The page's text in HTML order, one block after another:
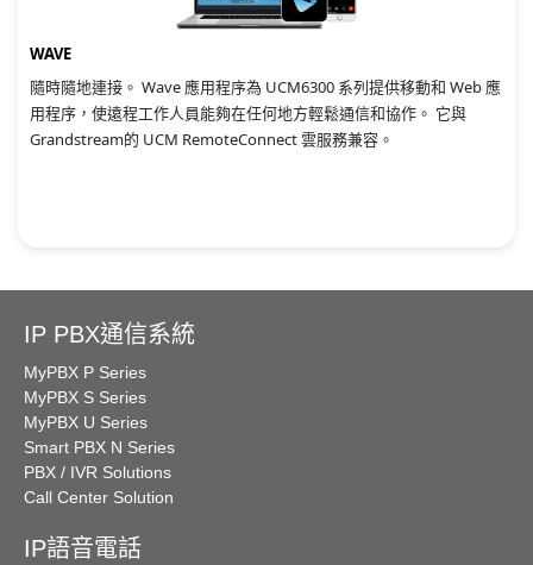
WAVE
隨時隨地連接。 Wave 應用程序為 UCM6300 系列提供移動和 Web 應
用程序，使遠程工作人員能夠在任何地方輕鬆通信和協作。 它與
Grandstream的 UCM RemoteConnect 雲服務兼容。
IP PBX通信系統
MyPBX P Series
MyPBX S Series
MyPBX U Series
Smart PBX N Series
PBX / IVR Solutions
Call Center Solution
IP語音電話